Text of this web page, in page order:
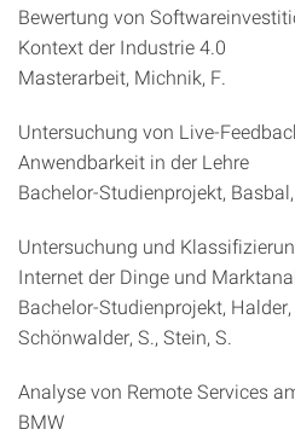
Bewertung von
Kontext der Industrie 4.0
Masterarbeit, Michnik, F.
Untersuchung von Live-
Anwendbarkeit in der Lehre
Bachelor-Studienprojekt, Basbal,
Untersuchung und
Internet der Dinge und
Bachelor-Studienprojekt, Halder,
Schönwalder, S., Stein, S.
Analyse von Remote Services
BMW